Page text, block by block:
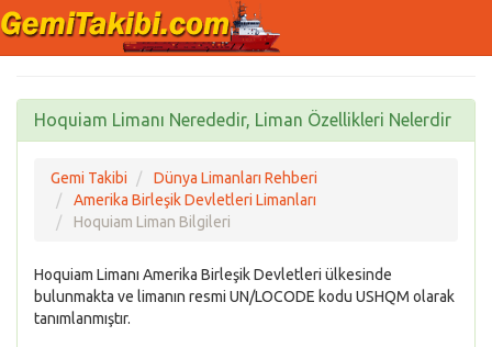
Hoquiam Limanı Nerededir, Liman Özellikleri Nelerdir
Gemi Takibi
Dünya Limanları Rehberi
Amerika Birleşik Devletleri Limanları
Hoquiam Liman Bilgileri
Hoquiam Limanı Amerika Birleşik Devletleri ülkesinde
bulunmakta ve limanın resmi UN/LOCODE kodu USHQM olarak
tanımlanmıştır.